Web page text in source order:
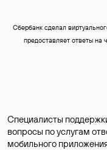
‎Сбербанк сделал
предоставляет ответы на
Специалисты
вопросы по услугам
мобильного